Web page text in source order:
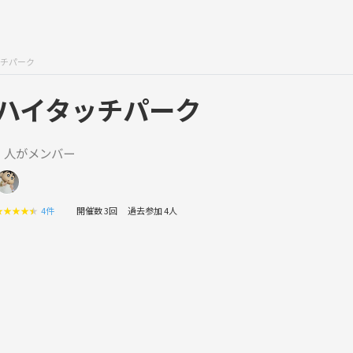
パーク
イタッチパーク
人がメンバー
★★★★ 4件 開催数 3回 過去参加 4人